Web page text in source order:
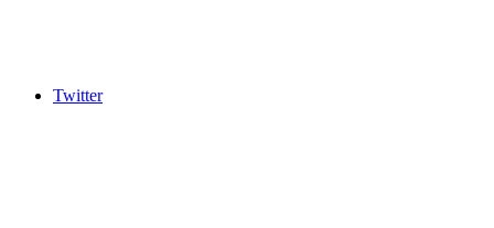
Twitter